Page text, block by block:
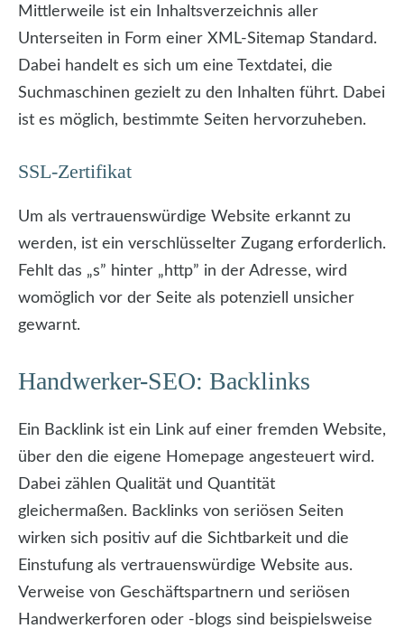
Mittlerweile ist ein Inhaltsverzeichnis aller
Unterseiten in Form einer XML-Sitemap Standard.
Dabei handelt es sich um eine Textdatei, die
Suchmaschinen gezielt zu den Inhalten führt. Dabei
ist es möglich, bestimmte Seiten hervorzuheben.
SSL-Zertifikat
Um als vertrauenswürdige Website erkannt zu
werden, ist ein verschlüsselter Zugang erforderlich.
Fehlt das „s” hinter „http” in der Adresse, wird
womöglich vor der Seite als potenziell unsicher
gewarnt.
Handwerker-SEO: Backlinks
Ein Backlink ist ein Link auf einer fremden Website,
über den die eigene Homepage angesteuert wird.
Dabei zählen Qualität und Quantität
gleichermaßen. Backlinks von seriösen Seiten
wirken sich positiv auf die Sichtbarkeit und die
Einstufung als vertrauenswürdige Website aus.
Verweise von Geschäftspartnern und seriösen
Handwerkerforen oder -blogs sind beispielsweise